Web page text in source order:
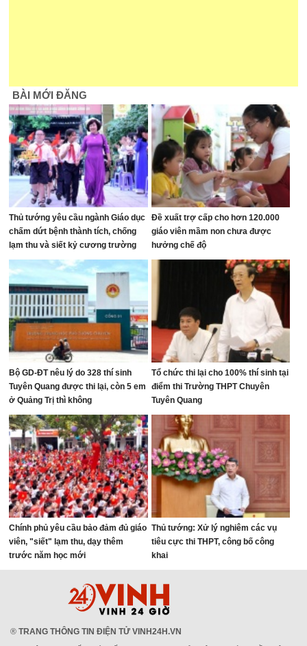
BÀI MỚI ĐĂNG
Thủ tướng yêu cầu ngành Giáo dục
chấm dứt bệnh thành tích, chống
lạm thu và siết kỷ cương trường
học
Đề xuất trợ cấp cho hơn 120.000
giáo viên mầm non chưa được
hưởng chế độ
Bộ GD-ĐT nêu lý do 328 thí sinh
Tuyên Quang được thi lại, còn 5 em
ở Quảng Trị thì không
Tổ chức thi lại cho 100% thí sinh tại
điểm thi Trường THPT Chuyên
Tuyên Quang
Chính phủ yêu cầu bảo đảm đủ giáo
viên, "siết" lạm thu, dạy thêm
trước năm học mới
Thủ tướng: Xử lý nghiêm các vụ
tiêu cực thi THPT, công bố công
khai
® TRANG THÔNG TIN ĐIỆN TỬ VINH24H.VN